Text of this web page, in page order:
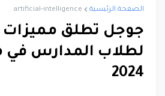
الصفحة الرئيسية artificial-intelligence
جوجل تطلق مميزات
2024